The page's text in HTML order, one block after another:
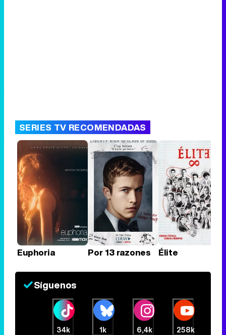
SERIES TV RECOMENDADAS
Euphoria Por 13 razones Élite
Síguenos
34k 1k 6,4k 258k